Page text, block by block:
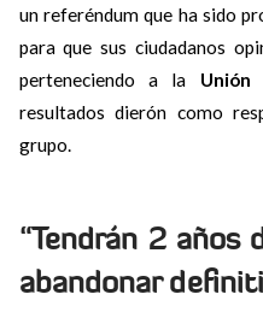
un referéndum que ha sido
para que sus ciudadanos
perteneciendo a la Unión
resultados dierón como
grupo.
“Tendrán 2 años
abandonar